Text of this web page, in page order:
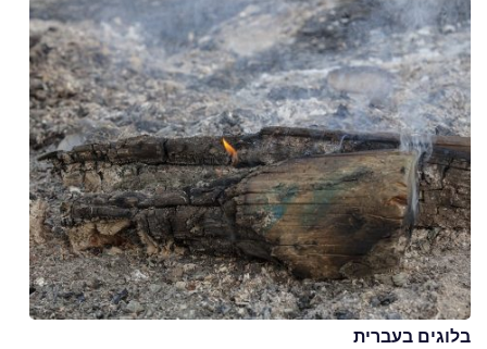
בלוגים בעברית